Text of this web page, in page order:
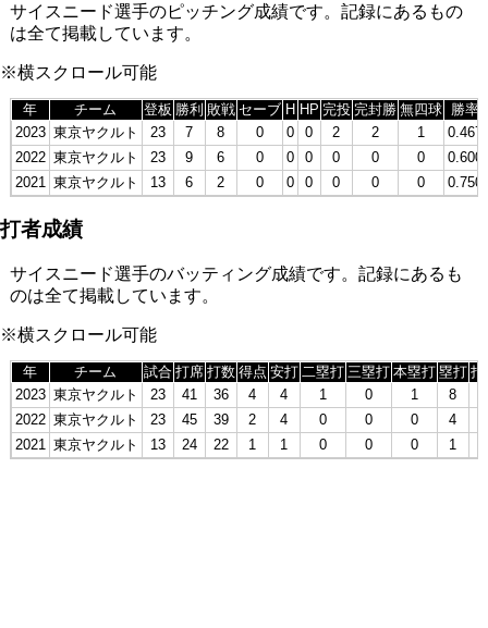
サイスニード選手のピッチング成績です。記録にあるもの
は全て掲載しています。
※横スクロール可能
年 チーム 登板 勝利 敗戦 セーブ H HP 完投 完封勝 無四球 勝率
2023 東京ヤクルト 23 7 8 0 0 0 2 2 1
0.467
2022 東京ヤクルト 23 9 6 0 0 0 0 0 0
0.600
2021 東京ヤクルト 13 6 2 0 0 0 0 0 0 0.750
打者成績
サイスニード選手のバッティング成績です。記録にあるも
のは全て掲載しています。
※横スクロール可能
年 チーム 試合 打席 打数 得点 安打 二塁打 三塁打 本塁打 塁打 打
2023 東京ヤクルト 23 41 36 4 4 1 0 1 8
2022 東京ヤクルト 23 45 39 2 4 0 0 0 4
2021 東京ヤクルト 13 24 22 1 1 0 0 0 1